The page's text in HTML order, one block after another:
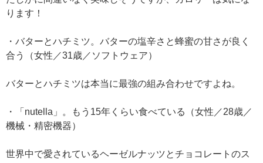
ります！
・バターとハチミツ。バターの塩辛さと蜂蜜の甘さが良く
合う（女性／31歳／ソフトウェア）
バターとハチミツは本当に最強の組み合わせですよね。
・「nutella」。もう15年くらい食べている（女性／28歳／
機械・精密機器）
世界中で愛されているヘーゼルナッツとチョコレートのス